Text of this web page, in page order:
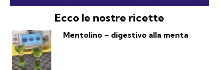
Ecco le nostre ricette
Mentolino – digestivo alla menta